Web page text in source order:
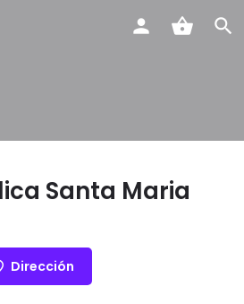
Santa Maria
Dirección